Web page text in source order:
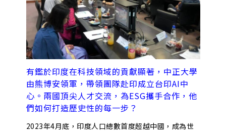
有鑑於印度在科技領域的貢獻顯著，中正大學
由熊博安領軍，帶領團隊赴印成立台印AI中
心。兩國頂尖人才交流，為ESG攜手合作，他
們如何打造歷史性的每一步？
2023年4月底，印度人口總數首度超越中國，成為世